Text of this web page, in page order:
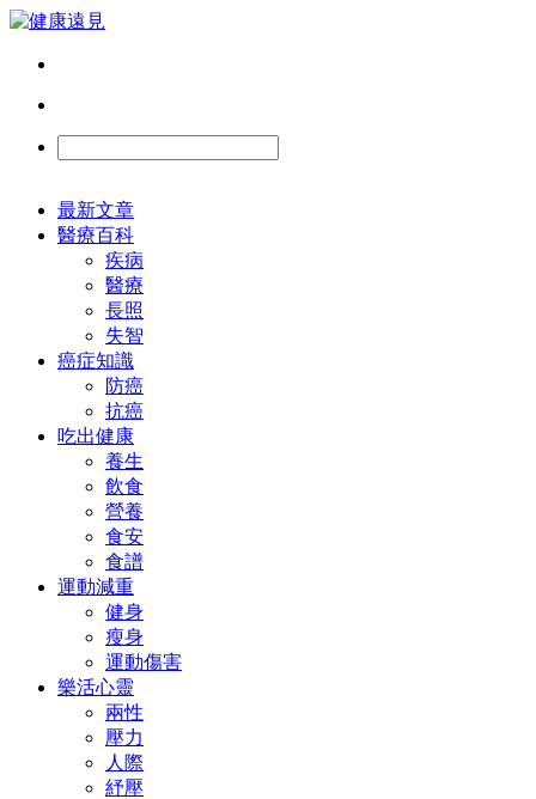
最新文章
醫療百科
疾病
醫療
長照
失智
癌症知識
防癌
抗癌
吃出健康
養生
飲食
營養
食安
食譜
運動減重
健身
瘦身
運動傷害
樂活心靈
兩性
壓力
人際
紓壓